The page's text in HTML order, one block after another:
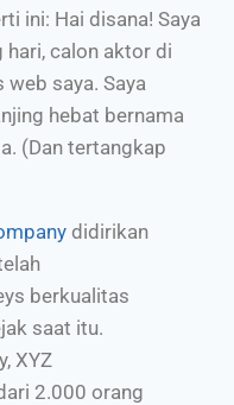
ini: Hai disana! Saya
hari, calon aktor di
web saya. Saya
hebat bernama
(Dan tertangkap
didirikan
berkualitas
saat itu.
XYZ
2.000 orang